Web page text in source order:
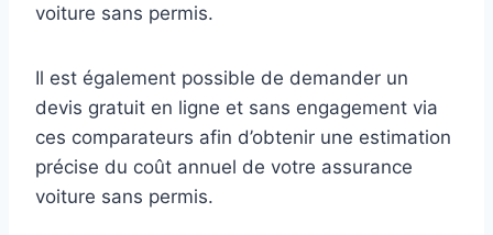
voiture sans permis.
Il est également possible de demander un
devis gratuit en ligne et sans engagement via
ces comparateurs afin d’obtenir une estimation
précise du coût annuel de votre assurance
voiture sans permis.